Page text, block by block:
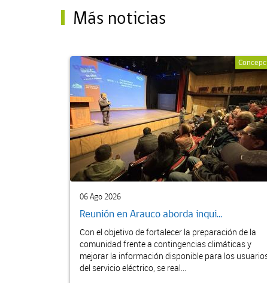
Más noticias
06 Ago 2026
Reunión en Arauco aborda inqui...
Con el objetivo de fortalecer la preparación de la
comunidad frente a contingencias climáticas y
mejorar la información disponible para los
del servicio eléctrico, se real...